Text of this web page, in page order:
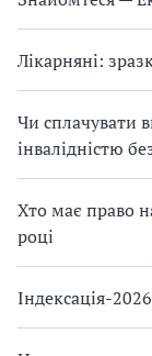
Лікарняні:
Чи сплачувати
інвалідністю
Хто має право
році
Індексація-